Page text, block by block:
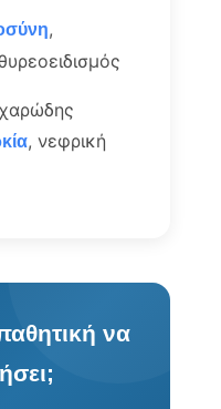
,
, νεφρική
να